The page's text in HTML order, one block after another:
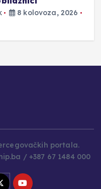
8 kolovoza, 2026
portala.
/ +387 67 1484 000